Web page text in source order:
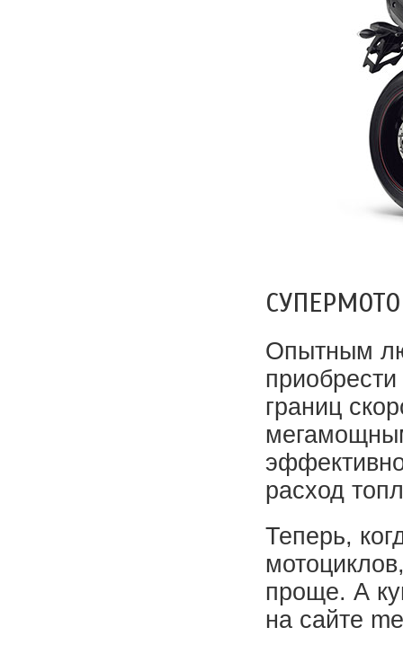
СУПЕРМОТО
Опытным
границ
расход
Теперь,
проще. А
на сайте